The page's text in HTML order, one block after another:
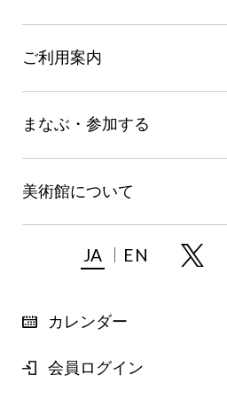
JA EN
ご利用案内
まなぶ・参加する
美術館について
カレンダー
会員ログイン